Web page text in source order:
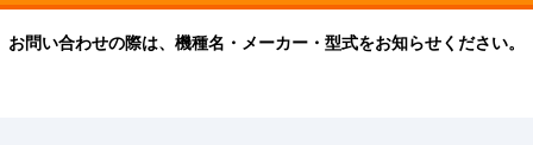
お問い合わせの際は、機種名・メーカー・型式をお知らせください。